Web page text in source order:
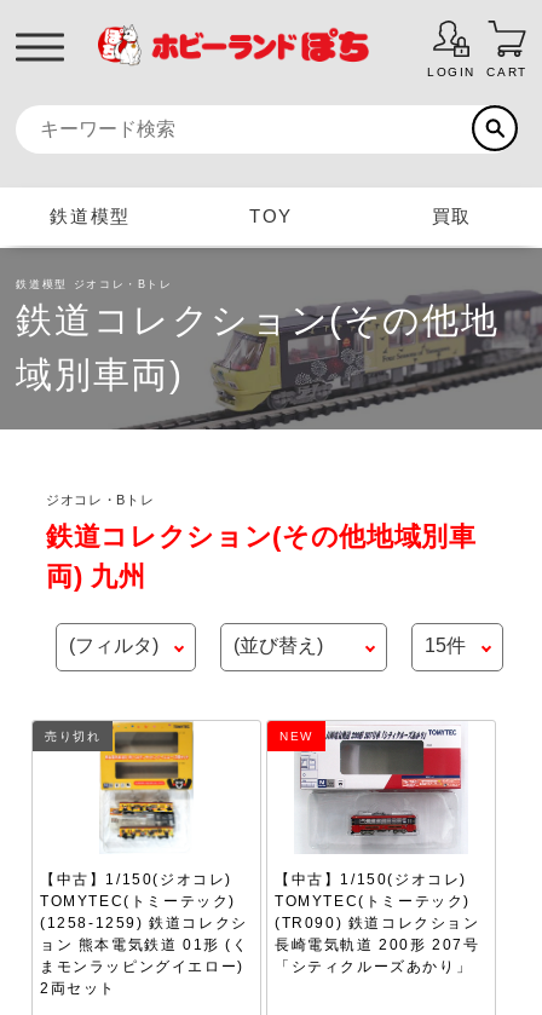
LOGIN CART
鉄道模型 TOY 買取
鉄道模型 ジオコレ・Bトレ
鉄道コレクション(その他地
域別車両)
ジオコレ・Bトレ
鉄道コレクション(その他地域別車
両) 九州
売り切れ
【中古】1/150(ジオコレ)
TOMYTEC(トミーテック)
(1258-1259) 鉄道コレクシ
ョン 熊本電気鉄道 01形 (く
まモンラッピングイエロー)
2両セット
NEW
【中古】1/150(ジオコレ)
TOMYTEC(トミーテック)
(TR090) 鉄道コレクション
長崎電気軌道 200形 207号
「シティクルーズあかり」